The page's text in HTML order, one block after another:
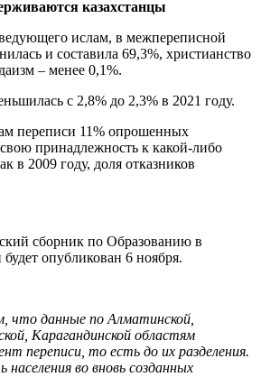
казахстанцы
ислам, в межпереписной
и составила 69,3%, христианство
– менее 0,1%.
с 2,8% до 2,3% в 2021 году.
переписи 11% опрошенных
свою принадлежность к какой-либо
в 2009 году, доля отказников
сборник по Образованию в
опубликован 6 ноября.
данные по Алматинской,
Карагандинской областям
переписи, то есть до их разделения.
во вновь созданных